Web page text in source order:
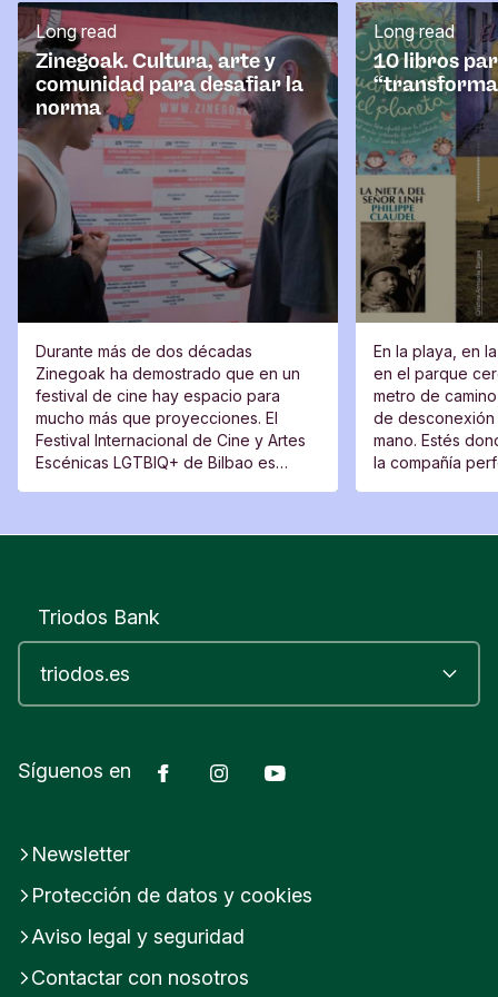
r
i
oZinegoak. Cultura, arte y
comunidad para desafiar la
norma
Long read
Durante más de dos décadas
Zinegoak ha demostrado que en un
festival de cine hay espacio para
mucho más que proyecciones. El
Festival Internacional de Cine y Artes
Escénicas LGTBIQ+ de Bilbao es
10 libros
Long read
En la playa, en
en el parque
metro de
de
mano. Estés
la compañía
Triodos Bank
Síguenos en FacebookInstagram
Newsletter
Protección de datos y cookies
Aviso legal y seguridad
Contactar con nosotros